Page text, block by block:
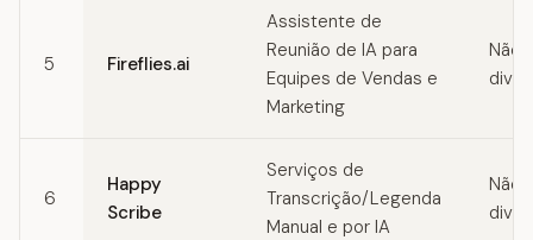
5 Fireflies.ai
Assistente de
Reunião de IA para
Equipes de Vendas e
Marketing
Não
6
Happy
Scribe
Serviços de
Transcrição/Legenda
Manual e por IA
Não